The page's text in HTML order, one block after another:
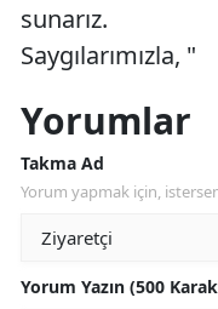
sunarız.
Saygılarımızla, "
Yorumlar
Takma Ad
Yorum yapmak için,
Yorum Yazın (500